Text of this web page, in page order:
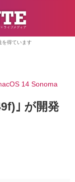
を得ています
14 Sonoma
｣ が開発